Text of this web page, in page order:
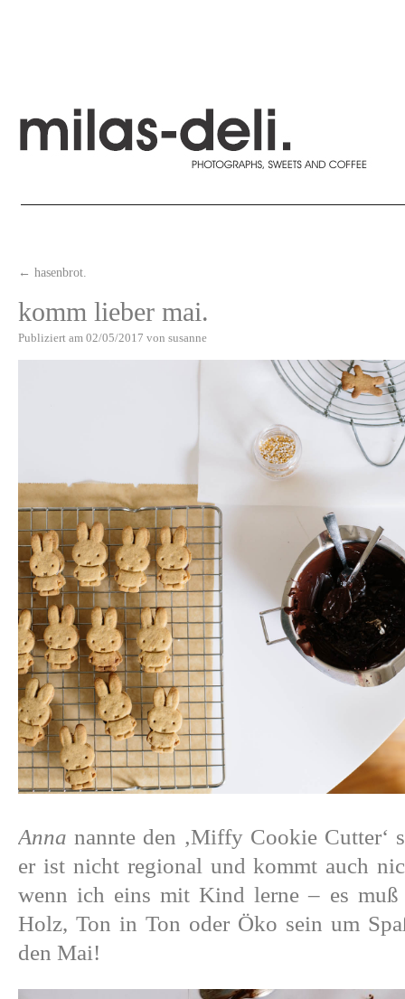
← hasenbrot.
komm lieber mai.
Publiziert am 02/05/2017 von susanne
Anna nannte den ‚Miffy Cookie Cutter‘
er ist nicht regional und kommt auch
wenn ich eins mit Kind lerne – es
Holz, Ton in Ton oder Öko sein um
den Mai!